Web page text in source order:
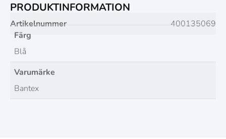
PRODUKTINFORMATION
Artikelnummer
400135069
Färg
Blå
Varumärke
Bantex